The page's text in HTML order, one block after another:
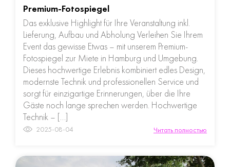
Premium-Fotospiegel
Das exklusive Highlight für Ihre Veranstaltung inkl.
Lieferung, Aufbau und Abholung Verleihen Sie Ihrem
Event das gewisse Etwas – mit unserem Premium-
Fotospiegel zur Miete in Hamburg und Umgebung.
Dieses hochwertige Erlebnis kombiniert edles Design,
modernste Technik und professionellen Service und
sorgt für einzigartige Erinnerungen, über die Ihre
Gäste noch lange sprechen werden. Hochwertige
Technik – […]
2025-08-04 Читать полностью